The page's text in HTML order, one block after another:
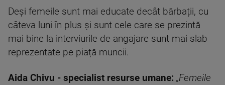
Deși femeile sunt mai educate decât bărbații, cu
câteva luni în plus și sunt cele care se prezintă
mai bine la interviurile de angajare sunt mai slab
reprezentate pe piață muncii.
Aida Chivu - specialist resurse umane: „Femeile